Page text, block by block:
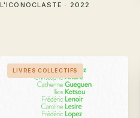
L'ICONOCLASTE · 2022
LIVRES COLLECTIFS